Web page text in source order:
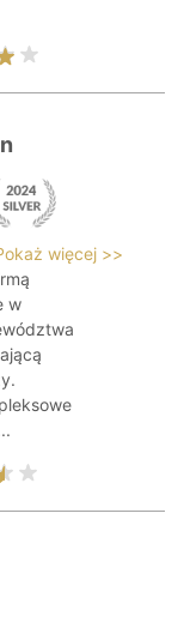
więcej >>
w